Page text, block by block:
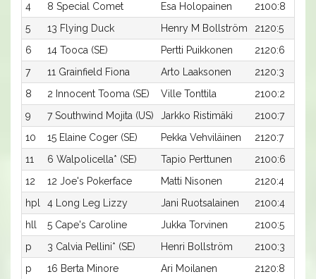
4
8 Special Comet Esa Holopainen
2100:8
5
13 Flying Duck Henry M Bollström
2120:5
6
14 Tooca (SE) Pertti Puikkonen
2120:6
7
11 Grainfield Fiona Arto Laaksonen
2120:3
8
2 Innocent Tooma (SE) Ville Tonttila
2100:2
9
7 Southwind Mojita (US) Jarkko Ristimäki
2100:7
10
15 Elaine Coger (SE) Pekka Vehviläinen
2120:7
11
6 Walpolicella* (SE) Tapio Perttunen
2100:6
12
12 Joe's Pokerface Matti Nisonen
2120:4
hpl
4 Long Leg Lizzy Jani Ruotsalainen
2100:4
hll
5 Cape's Caroline Jukka Torvinen
2100:5
p
3 Calvia Pellini* (SE) Henri Bollström
2100:3
p
16 Berta Minore Ari Moilanen 2120:8